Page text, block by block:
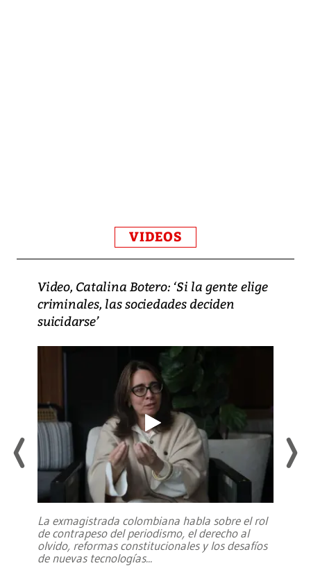
VIDEOS
Video, Catalina Botero: ‘Si la gente elige
criminales, las sociedades deciden
suicidarse’
La exmagistrada colombiana habla sobre el rol
de contrapeso del periodismo, el derecho al
olvido, reformas constitucionales y los desafíos
de nuevas tecnologías...